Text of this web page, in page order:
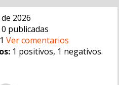
2026
0 publicadas
1 Ver comentarios
1 positivos, 1 negativos.